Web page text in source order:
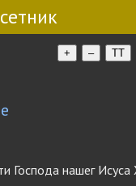
+ – TT
Господа нашег Исуса